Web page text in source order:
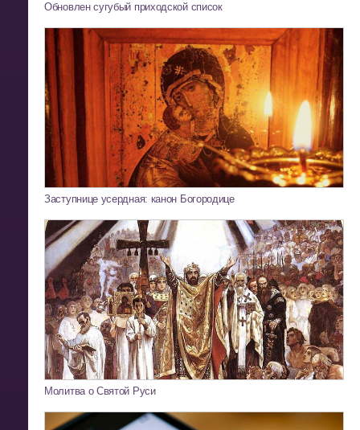
Обновлен сугубый приходской список
Заступнице усердная: канон Богородице
Молитва о Святой Руси